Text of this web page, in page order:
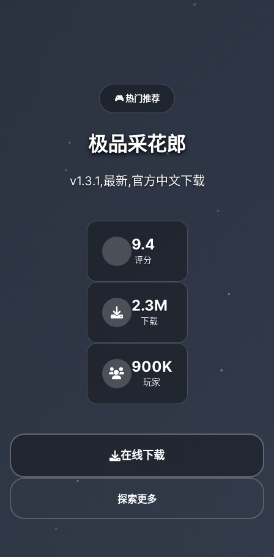
🎮 热门推荐
极品采花郎
v1.3.1,最新,官方中文下载
9.4
评分
2.3M
下载
900K
玩家
在线下载
探索更多